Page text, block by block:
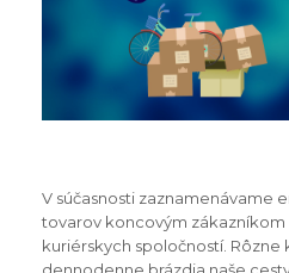
V súčasnosti zaznamenávame
tovarov koncovým
kuriérskych spoločností. Rôzne